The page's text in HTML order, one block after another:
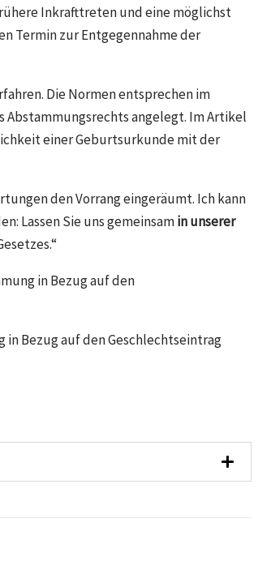
Inkrafttreten und eine möglichst
Termin zur Entgegennahme der
Die Normen entsprechen im
Abstammungsrechts angelegt. Im Artikel
einer Geburtsurkunde mit der
den Vorrang eingeräumt. Ich kann
Lassen Sie uns gemeinsamin unserer
in Bezug auf den
Bezug auf den Geschlechtseintrag